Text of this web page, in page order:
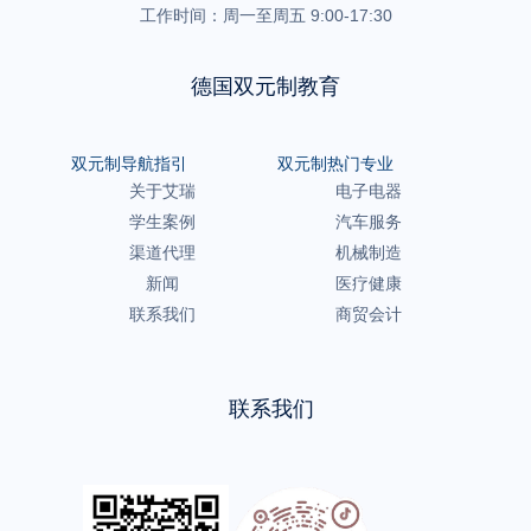
工作时间：周一至周五 9:00-17:30
德国双元制教育
双元制导航指引
关于艾瑞
学生案例
渠道代理
新闻
联系我们
双元制热门专业
电子电器
汽车服务
机械制造
医疗健康
商贸会计
联系我们